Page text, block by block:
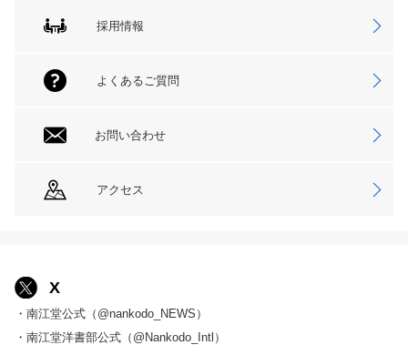
採用情報
よくあるご質問
お問い合わせ
アクセス
X
・南江堂公式（@nankodo_NEWS）
・南江堂洋書部公式（@Nankodo_Intl）